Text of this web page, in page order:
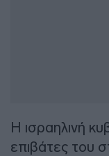
Η ισραηλινή
επιβάτες του